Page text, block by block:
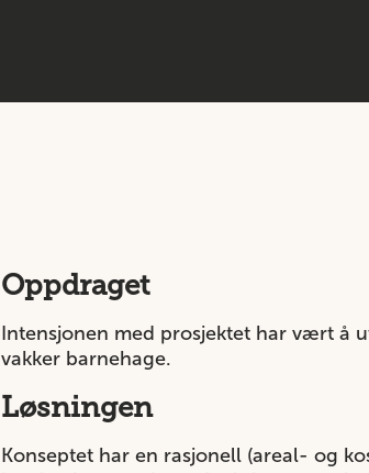
Oppdraget
Intensjonen med prosjektet har vært å
vakker barnehage.
Løsningen
Konseptet har en rasjonell (areal- og